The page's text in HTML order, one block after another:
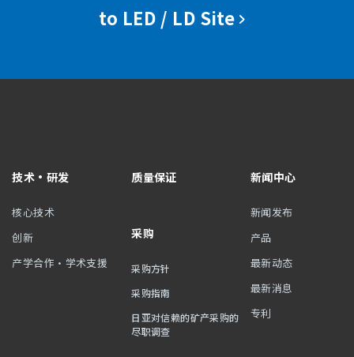
to LED / LD Site
技术・研发
核心技术
创新
产学合作・学术支援
质量保证
采购
采购方针
采购指南
日亚对信赖的矿产采购的
尽职调查
新闻中心
新闻发布
产品
最新动态
最新消息
专利